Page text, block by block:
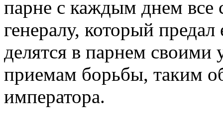
парне с каждым днем все
генералу, который
делятся в парнем
приемам борьбы, таким
императора.